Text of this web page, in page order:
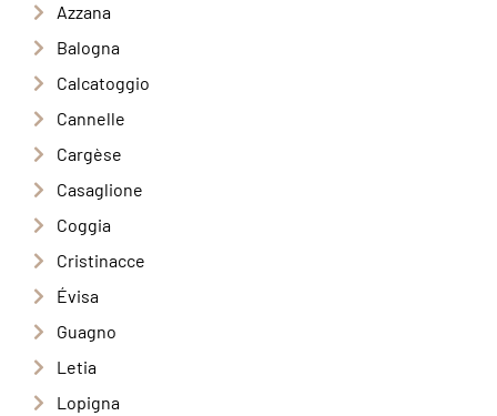
Azzana
Balogna
Calcatoggio
Cannelle
Cargèse
Casaglione
Coggia
Cristinacce
Évisa
Guagno
Letia
Lopigna